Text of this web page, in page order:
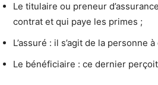
Le titulaire ou preneur
contrat et qui paye les primes ;
L’assuré : il s’agit de la personne
Le bénéficiaire : ce dernier